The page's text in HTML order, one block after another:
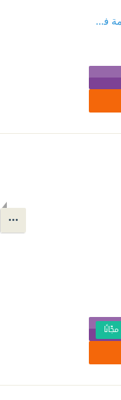
قاموس الأمثال والحكم الإنجليزية المستخدمة في حياتنا اليومية: إنجليزي - عربي
مجّانًا